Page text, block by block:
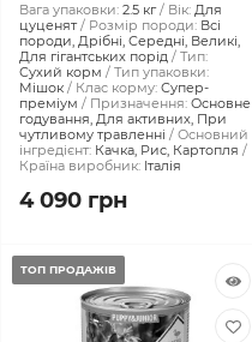
Вага упаковки: 2.5 кг Вік: Для
цуценят
Розмір породи: Всі
породи, Дрібні, Середні, Великі,
Для гігантських порід
Тип:
Сухий корм
Тип упаковки:
Мішок
Клас корму: Супер-
преміум
Призначення: Основне
годування, Для активних, При
чутливому травленні
Основний
інгредієнт: Качка, Рис, Картопля
Країна виробник: Італія
4 090 грн
ТОП ПРОДАЖІВ